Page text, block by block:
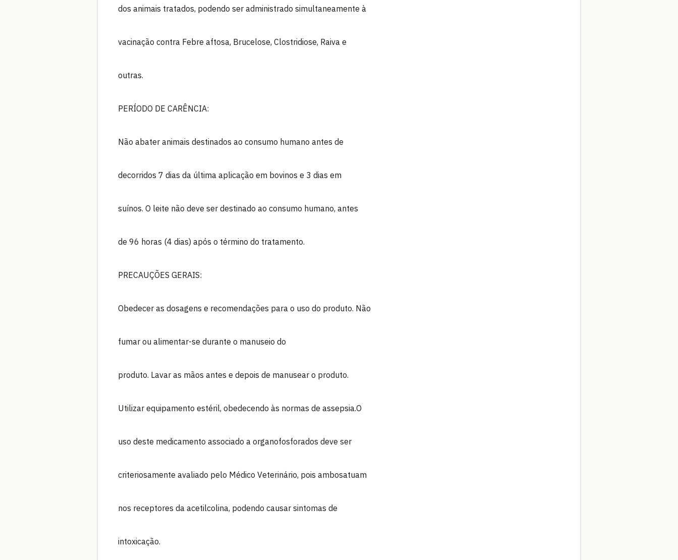
dos animais tratados, podendo ser administrado simultaneamente à
vacinação contra Febre aftosa, Brucelose, Clostridiose, Raiva e
outras.
PERÍODO DE CARÊNCIA:
Não abater animais destinados ao consumo humano antes de
decorridos 7 dias da última aplicação em bovinos e 3 dias em
suínos. O leite não deve ser destinado ao consumo humano, antes
de 96 horas (4 dias) após o término do tratamento.
PRECAUÇÕES GERAIS:
Obedecer as dosagens e recomendações para o uso do produto. Não
fumar ou alimentar-se durante o manuseio do
produto. Lavar as mãos antes e depois de manusear o produto.
Utilizar equipamento estéril, obedecendo às normas de assepsia.O
uso deste medicamento associado a organofosforados deve ser
criteriosamente avaliado pelo Médico Veterinário, pois ambosatuam
nos receptores da acetilcolina, podendo causar sintomas de
intoxicação.